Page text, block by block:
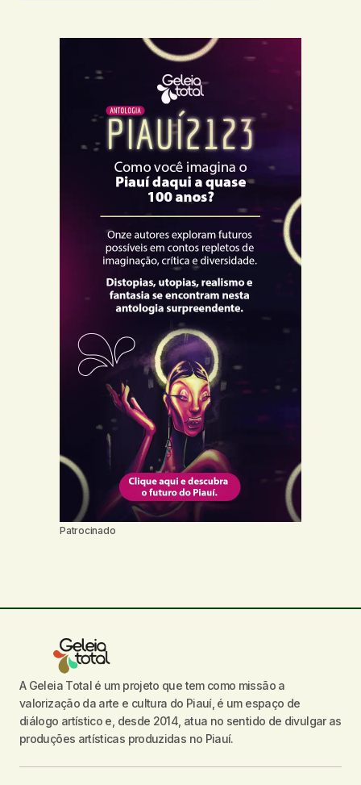
Patrocinado
A Geleia Total é um projeto que tem como missão a
valorização da arte e cultura do Piauí, é um espaço de
diálogo artístico e, desde 2014, atua no sentido de divulgar as
produções artísticas produzidas no Piauí.